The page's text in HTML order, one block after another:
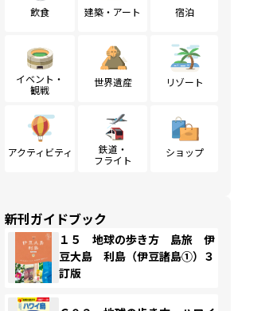
飲食 建築・アート 宿泊
イベント・
観戦
世界遺産 リゾート
アクティビティ
鉄道・
フライト
ショップ
新刊ガイドブック
１５ 地球の歩き方 島旅 伊
豆大島 利島（伊豆諸島①）３
訂版